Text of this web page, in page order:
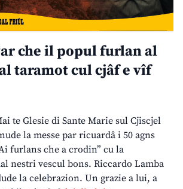
che il popul furlan al
taramot cul cjâf e vîf
te Glesie di Sante Marie sul Cjiscjel
la messe par ricuardâ i 50 agns
furlans che a crodin” cu la
nestri vescul bons. Riccardo Lamba
la celebrazion. Un grazie a lui, a